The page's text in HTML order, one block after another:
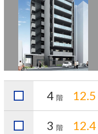
4 階 12.5
3 階 12.4